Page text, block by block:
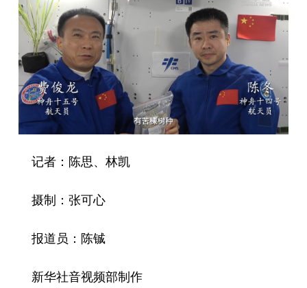
记者：陈思、林凯
摄制：张可心
报道员：陈铖
新华社音视频部制作